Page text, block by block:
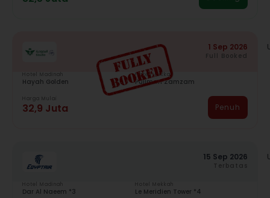
1 Sep 2026
Full Booked
Hotel Madinah
Hayah Golden
Hotel Mekkah
Pullman Zamzam
Harga Mulai
32,9 Juta Penuh
15 Sep 2026
Terbatas
Hotel Madinah
Dar Al Naeem *3
Hotel Mekkah
Le Meridien Tower *4